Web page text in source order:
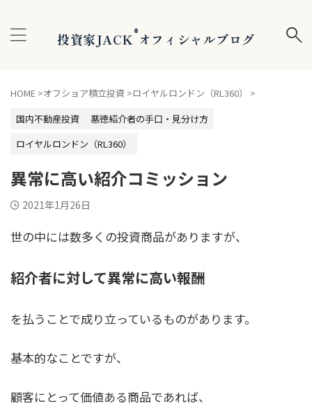
投資家JACK®オフィシャルブログ
HOME >オフショア積立投資 >ロイヤルロンドン（RL360）
>
国内不動産投資
悪徳紹介者の手口・見分け方
ロイヤルロンドン（RL360）
異常に高い紹介コミッション
2021年1月26日
世の中には数多くの投資商品がありますが、
紹介者に対して異常に高い報酬
を払うことで成り立っているものがあります。
基本的なことですが、
顧客にとって価値ある商品であれば、